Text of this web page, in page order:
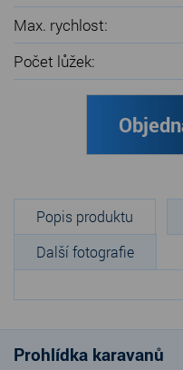
Max. rychlost:
Počet lůžek:
Popis produktu
Další fotografie
Prohlídka karavanů